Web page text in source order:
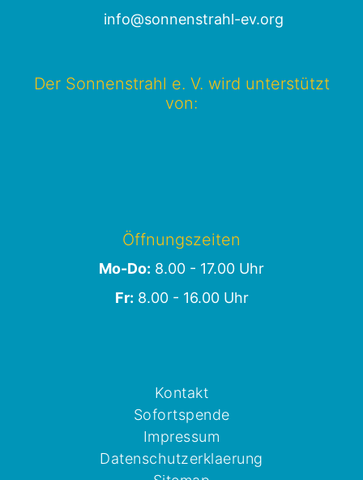
info@sonnenstrahl-ev.org
Der Sonnenstrahl e. V. wird unterstützt
von:
Öffnungszeiten
Mo-Do: 8.00 - 17.00 Uhr
Fr: 8.00 - 16.00 Uhr
Kontakt
Sofortspende
Impressum
Datenschutzerklaerung